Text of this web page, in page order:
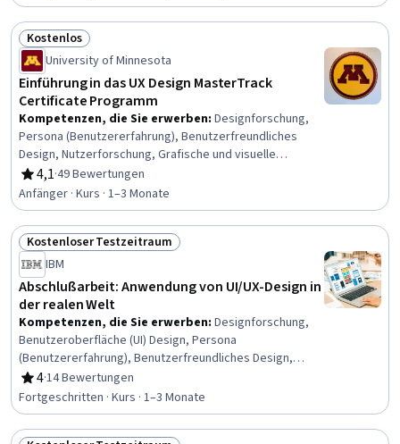
Status: Kostenlos
Kostenlos
University of Minnesota
Einführung in das UX Design MasterTrack
Certificate Programm
Kompetenzen, die Sie erwerben: Designforschung,
Persona (Benutzererfahrung), Benutzerfreundliches
Design, Nutzerforschung, Grafische und visuelle
Gestaltung, Design der Benutzeroberfläche und
Benutzererfahrung (UI/UX), Benutzerfreundlichkeit,
UI/UX-Forschung, Benutzerzentriertes Design, Design
erleben, Benutzererfahrung, Ethische Standards und
Verhaltensweisen, Prüfung der Benutzerfreundlichkeit,
Design Thinking, Menschenzentriertes Design, Daten-
Ethik, Visuelles Storytelling
4,1
Bewertung, 4,1 von 5 Sternen
·49 Bewertungen
Anfänger · Kurs · 1–3 Monate
Status: Kostenloser Testzeitraum
Kostenloser Testzeitraum
IBM
Abschlußarbeit: Anwendung von UI/UX-Design in
der realen Welt
Kompetenzen, die Sie erwerben: Designforschung,
Benutzeroberfläche (UI) Design, Persona
(Benutzererfahrung), Benutzerfreundliches Design,
Nutzerforschung, Attrappen, Design der
Benutzeroberfläche und Benutzererfahrung (UI/UX),
Benutzerfreundlichkeit, UI/UX-Forschung,
Benutzerströme, Persona-Entwicklung,
4
Bewertung, 4 von 5 Sternen
·14 Bewertungen
Fortgeschritten · Kurs · 1–3 Monate